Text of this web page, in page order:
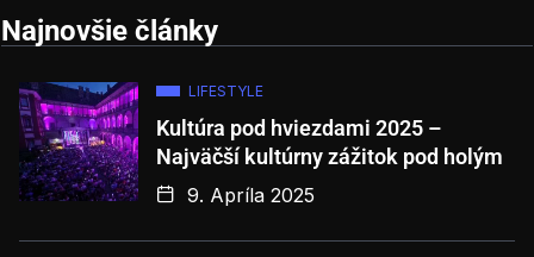
Najnovšie články
LIFESTYLE
Kultúra pod hviezdami 2025 –
Najväčší kultúrny zážitok pod holým
9. Apríla 2025